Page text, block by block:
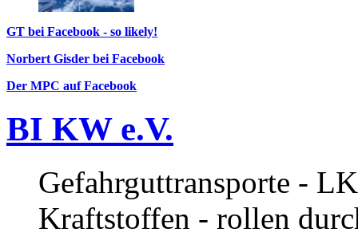
GT bei Facebook - so likely!
Norbert Gisder bei Facebook
Der MPC auf Facebook
BI KW e.V.
Gefahrguttransporte -
Kraftstoffen - rollen